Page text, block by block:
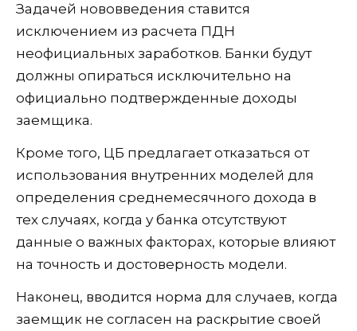
Задачей нововведения ставится
исключением из расчета ПДН
неофициальных заработков. Банки будут
должны опираться исключительно на
официально подтвержденные доходы
заемщика.
Кроме того, ЦБ предлагает отказаться от
использования внутренних моделей для
определения среднемесячного дохода в
тех случаях, когда у банка отсутствуют
данные о важных факторах, которые влияют
на точность и достоверность модели.
Наконец, вводится норма для случаев, когда
заемщик не согласен на раскрытие своей